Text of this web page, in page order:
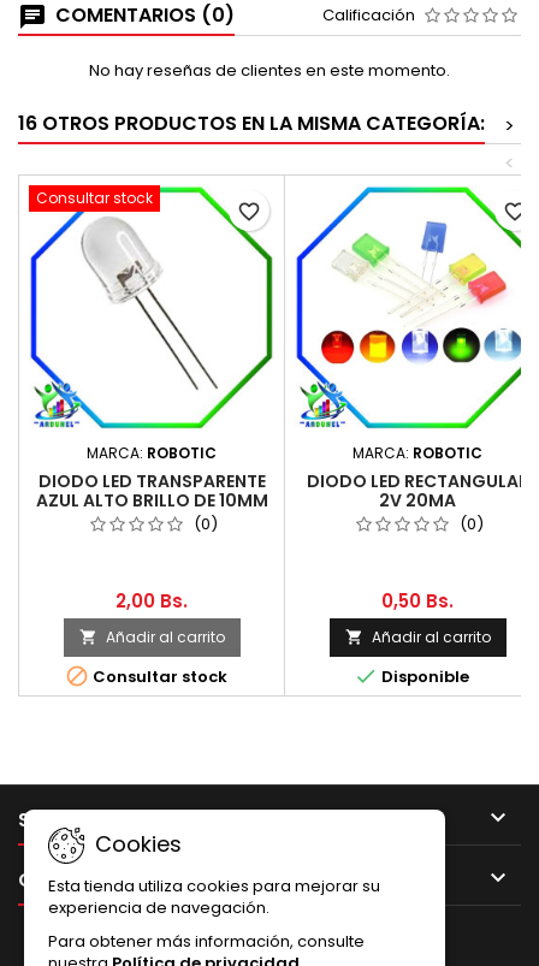
COMENTARIOS (0) Calificación
No hay reseñas de clientes en este momento.
16 OTROS PRODUCTOS EN LA MISMA CATEGORÍA:
>
<
Consultar stock
MARCA: ROBOTIC
DIODO LED TRANSPARENTE
AZUL ALTO BRILLO DE 10MM
(0)
2,00 Bs.
 Añadir al carrito
 Consultar stock
favorite_border
MARCA: ROBOTIC
DIODO LED RECTANGULAR
2V 20MA
(0)
0,50 Bs.
 Añadir al carrito
 Disponible
favorite_border
SU CUENTA 
CONTACTO 
Cookies
Esta tienda utiliza cookies para mejorar su
experiencia de navegación.
Para obtener más información, consulte
BOLETÍN